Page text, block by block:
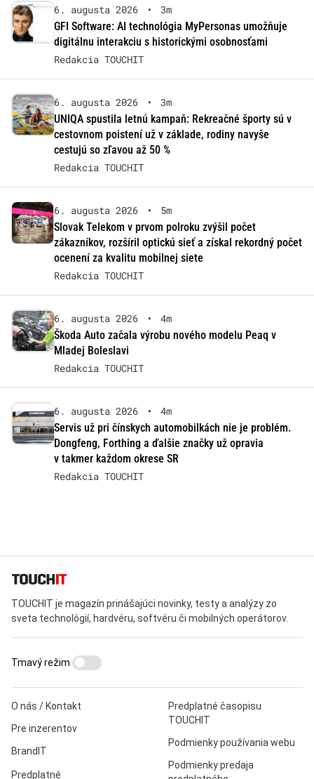
6. augusta 2026 •
3m
GFI Software: AI technológia MyPersonas umožňuje
digitálnu interakciu s historickými osobnosťami
Redakcia TOUCHIT
6. augusta 2026 •
3m
UNIQA spustila letnú kampaň: Rekreačné športy sú v
cestovnom poistení už v základe, rodiny navyše
cestujú so zľavou až 50 %
Redakcia TOUCHIT
6. augusta 2026 •
5m
Slovak Telekom v prvom polroku zvýšil počet
zákazníkov, rozšíril optickú sieť a získal rekordný počet
ocenení za kvalitu mobilnej siete
Redakcia TOUCHIT
6. augusta 2026 •
4m
Škoda Auto začala výrobu nového modelu Peaq v
Mladej Boleslavi
Redakcia TOUCHIT
6. augusta 2026 •
4m
Servis už pri čínskych automobilkách nie je problém.
Dongfeng, Forthing a ďalšie značky už opravia
v takmer každom okrese SR
Redakcia TOUCHIT
TOUCHIT je magazín prinášajúci novinky, testy a analýzy zo
sveta technológií, hardvéru, softvéru či mobilných operátorov.
O nás / Kontakt
Pre inzerentov
BrandIT
Predplatné
Predplatné časopisu
TOUCHIT
Podmienky používania webu
Podmienky predaja
Tmavý režim